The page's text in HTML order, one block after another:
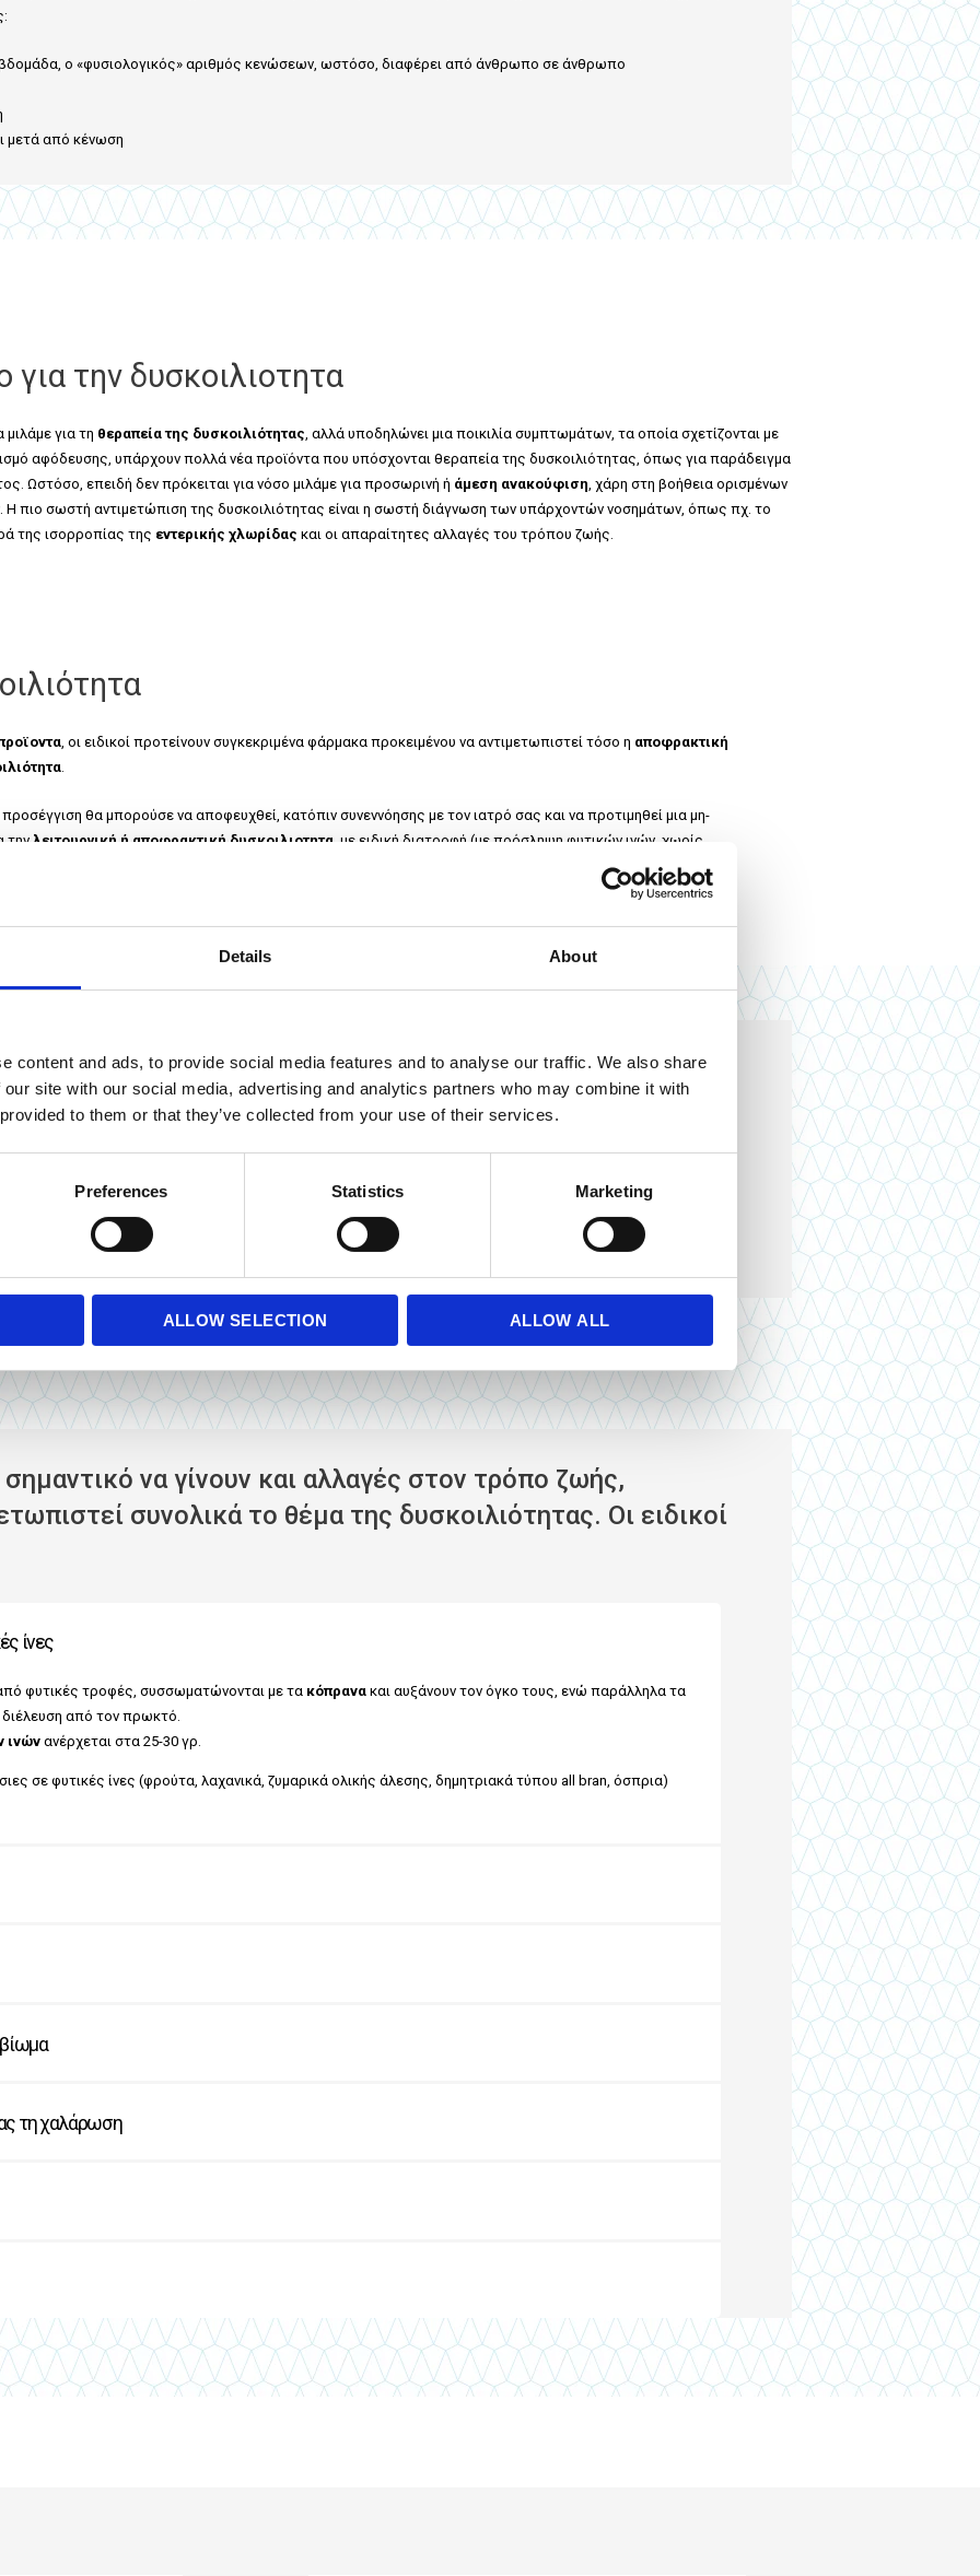
Details About
content and ads, to provide social media features and to analyse our traffic. We also share
site with our social media, advertising and analytics partners who may combine it with
to them or that they’ve collected from your use of their services.
Preferences Statistics Marketing
ALLOW SELECTION ALLOW ALL
ο «φυσιολογικός» αριθμός κενώσεων, ωστόσο, διαφέρει από άνθρωπο σε άνθρωπο
μετά από κένωση
την δυσκοιλιοτητα
για τη θεραπεία της δυσκοιλιότητας, αλλά υποδηλώνει μια ποικιλία συμπτωμάτων, τα οποία σχετίζονται με
αφόδευσης, υπάρχουν πολλά νέα προϊόντα που υπόσχονται θεραπεία της δυσκοιλιότητας, όπως για παράδειγμα
Ωστόσο, επειδή δεν πρόκειται για νόσο μιλάμε για προσωρινή ή άμεση ανακούφιση, χάρη στη βοήθεια ορισμένων
πιο σωστή αντιμετώπιση της δυσκοιλιότητας είναι η σωστή διάγνωση των υπάρχοντών νοσημάτων, όπως πχ. το
της ισορροπίας της εντερικής χλωρίδας και οι απαραίτητες αλλαγές του τρόπου ζωής.
, οι ειδικοί προτείνουν συγκεκριμένα φάρμακα προκειμένου να αντιμετωπιστεί τόσο η αποφρακτική
.
θα μπορούσε να αποφευχθεί, κατόπιν συνεννόησης με τον ιατρό σας και να προτιμηθεί μια μη-
την λειτουργική ή αποφρακτική δυσκοιλιοτητα , με ειδική διατροφή (με πρόσληψη φυτικών ινών, χωρίς
ίσως με συμπληρωματα διατροφης που συμβάλλουν στην καλή λειτουργία του εντέρου.
αντιμετώπιση της δυσκοιλιότητας
μπορούν να προσφέρουν άμεση, αλλά συχνά παροδική ανακούφιση, η οποία
πόνους και ενοχλήσεις, λόγω του μηχανισμού δράσης τωνυπακτικών.
αντιμετώπιση της δυσκοιλιότητας, ενώ μάλιστα, μπορεί να χρησιμοποιηθεί μακροπρόθεσμα χωρίς να τη
δε χάνει από την αποτελεσματικότητα της. Παράλληλα, δεν προκαλεί αέρια,
κενώσεις με πόνο,
. Μπορούν να τη λάβουν τόσο οι ενήλικες, όσο και τα παιδιά σε πόσιμο διάλυμα!
να γίνουν και αλλαγές στον τρόπο ζωής,
συνολικά το θέμα της δυσκοιλιότητας. Οι ειδικοί
ίνες
φυτικές τροφές, συσσωματώνονται με τα κόπρανακαι αυξάνουν τον όγκο τους, ενώ παράλληλα τα
από τον πρωκτό.
ινώνανέρχεται στα 25-30 γρ.
σε φυτικές ίνες (φρούτα, λαχανικά, ζυμαρικά ολικής άλεσης, δημητριακά τύπου all bran, όσπρια)
τη χαλάρωση